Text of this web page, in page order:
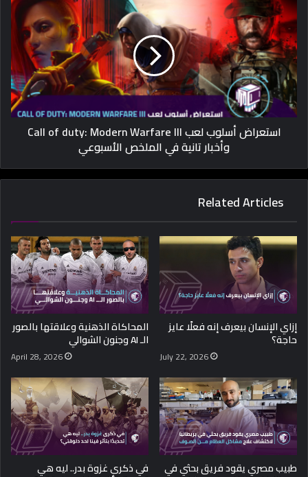
استعراض أسلوب لعب Call of duty: Modern Warfare III
وأخبار تانية في الملخص الأسبوعي
Related Articles
إزاي الإنسان بيعرف إنه فعلًا عايز
حاجة؟
July 22, 2026
المحاكاة الذهنية وعلاقتها بالصور
الـ AI وجنون الشوالي
April 28, 2026
طبيب مصري يقود فريق بحثي في في ذكرى غزوة بدر.. ليه هي